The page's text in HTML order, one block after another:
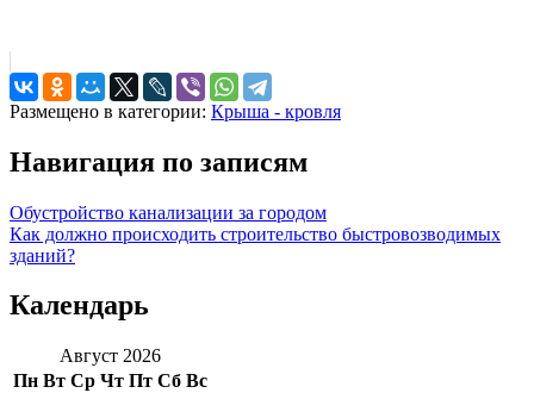
Размещено в категории: Крыша - кровля
Навигация по записям
Обустройство канализации за городом
Как должно происходить строительство быстровозводимых
зданий?
Календарь
Август 2026
Пн Вт Ср Чт Пт Сб Вс